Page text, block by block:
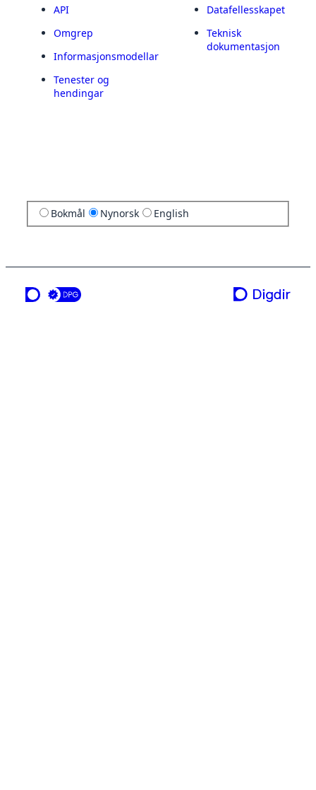
API
Omgrep
Informasjonsmodellar
Tenester og
hendingar
Datafellesskapet
Teknisk
dokumentasjon
Bokmål Nynorsk English